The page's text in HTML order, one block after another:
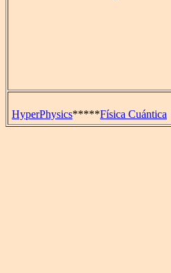
HyperPhysics*****Física Cuántica